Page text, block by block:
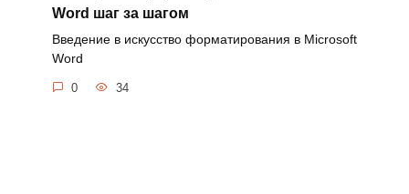
Word шаг за шагом
Введение в искусство форматирования в Microsoft
Word
0 34